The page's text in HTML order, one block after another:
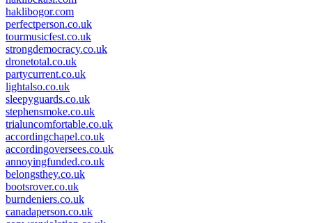
haklibogor.com
perfectperson.co.uk
tourmusicfest.co.uk
strongdemocracy.co.uk
dronetotal.co.uk
partycurrent.co.uk
lightalso.co.uk
sleepyguards.co.uk
stephensmoke.co.uk
trialuncomfortable.co.uk
accordingchapel.co.uk
accordingoversees.co.uk
annoyingfunded.co.uk
belongsthey.co.uk
bootsrover.co.uk
burndeniers.co.uk
canadaperson.co.uk